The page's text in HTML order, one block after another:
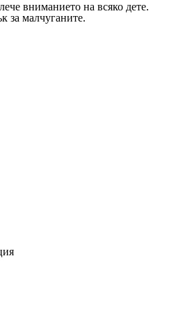
вниманието на всяко дете.
за малчуганите.